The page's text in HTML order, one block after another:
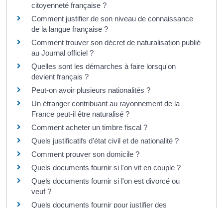
citoyenneté française ?
Comment justifier de son niveau de connaissance
de la langue française ?
Comment trouver son décret de naturalisation publié
au Journal officiel ?
Quelles sont les démarches à faire lorsqu'on
devient français ?
Peut-on avoir plusieurs nationalités ?
Un étranger contribuant au rayonnement de la
France peut-il être naturalisé ?
Comment acheter un timbre fiscal ?
Quels justificatifs d'état civil et de nationalité ?
Comment prouver son domicile ?
Quels documents fournir si l'on vit en couple ?
Quels documents fournir si l'on est divorcé ou
veuf ?
Quels documents fournir pour justifier des